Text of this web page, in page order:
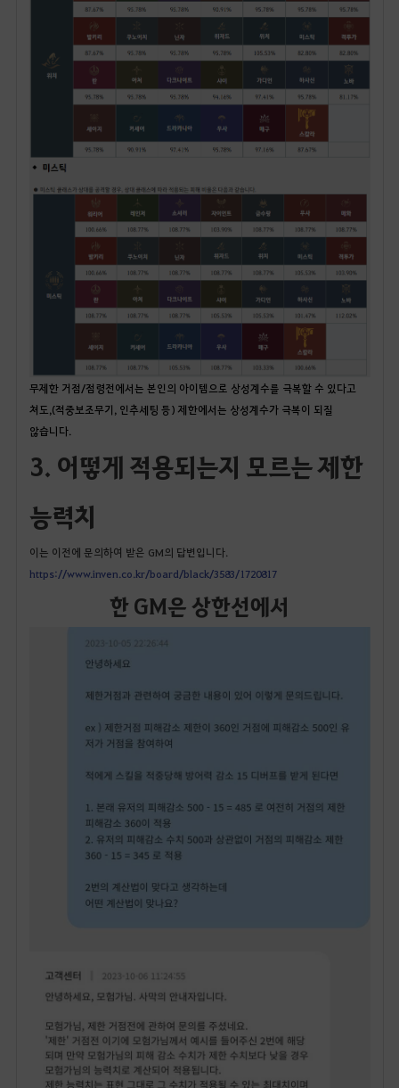
무제한 거점/점령전에서는 본인의 아이템으로 상성계수를 극복할 수 있다고
쳐도,(적중보조무기, 인추세팅 등) 제한에서는 상성계수가 극복이 되질
않습니다.
3. 어떻게 적용되는지 모르는 제한
능력치
이는 이전에 문의하여 받은 GM의 답변입니다.
https://www.inven.co.kr/board/black/3583/1720817
한 GM은 상한선에서